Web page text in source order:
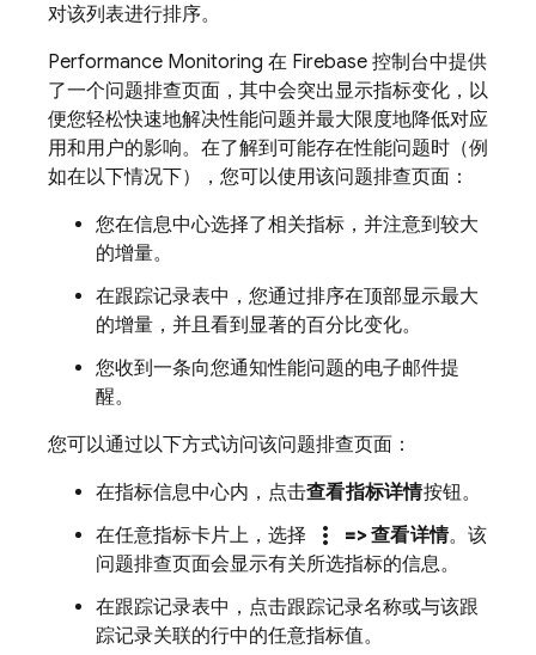
对该列表进行排序。
Performance Monitoring 在 Firebase 控制台中提供
了一个问题排查页面，其中会突出显示指标变化，以
便您轻松快速地解决性能问题并最大限度地降低对应
用和用户的影响。在了解到可能存在性能问题时（例
如在以下情况下），您可以使用该问题排查页面：
您在信息中心选择了相关指标，并注意到较大
的增量。
在跟踪记录表中，您通过排序在顶部显示最大
的增量，并且看到显著的百分比变化。
您收到一条向您通知性能问题的电子邮件提
醒。
您可以通过以下方式访问该问题排查页面：
在指标信息中心内，点击查看指标详情按钮。
在任意指标卡片上，选择
more_vert => 查看详情。该
问题排查页面会显示有关所选指标的信息。
在跟踪记录表中，点击跟踪记录名称或与该跟
踪记录关联的行中的任意指标值。